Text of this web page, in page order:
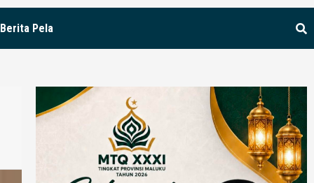
Berita Pela